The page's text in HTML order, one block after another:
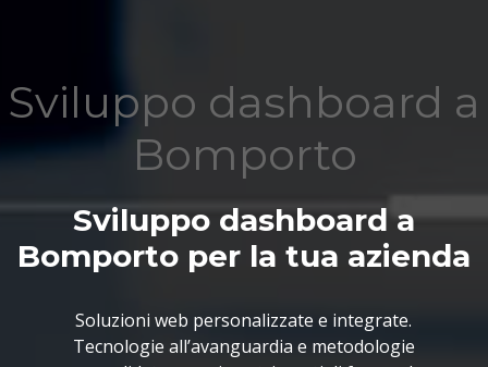
Sviluppo dashboard a
Bomporto
Sviluppo dashboard a
Bomporto per la tua azienda
Soluzioni web personalizzate e integrate.
Tecnologie all’avanguardia e metodologie